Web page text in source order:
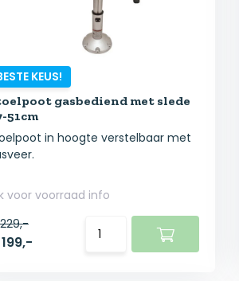
KEUS!
gasbediend met slede
51cm
in hoogte verstelbaar met
voor voorraad info